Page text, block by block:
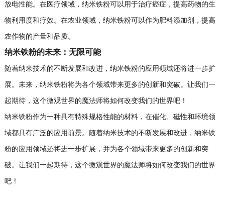
放电性能。在医疗领域，纳米铁粉可以用于治疗癌症，提高药物的生
物利用度和疗效。在农业领域，纳米铁粉可以作为肥料添加剂，提高
农作物的产量和品质。
纳米铁粉的未来：无限可能
随着纳米技术的不断发展和改进，纳米铁粉的应用领域还将进一步扩
展。未来，纳米铁粉将为各个领域带来更多的创新和突破。让我们一
起期待，这个微观世界的魔法师将如何改变我们的世界吧！
纳米铁粉作为一种具有特殊规格性能的材料，在催化、磁性和环境领
域都具有广泛的应用前景。随着纳米技术的不断发展和改进，纳米铁
粉的应用领域还将进一步扩展，并为各个领域带来更多的创新和突
破。让我们一起期待，这个微观世界的魔法师将如何改变我们的世界
吧！